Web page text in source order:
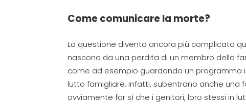
Come comunicare la morte?
La questione diventa ancora più complicata
nascono da una perdita di un membro della
come ad esempio guardando un programma
lutto famigliare, infatti, subentrano anche una
ovviamente far sì che i genitori, loro stessi in